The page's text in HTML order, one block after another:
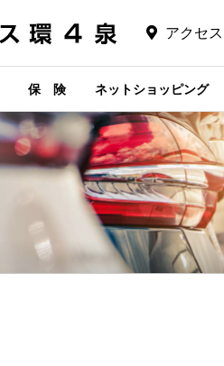
アクセス
保 険 ネットショッピング